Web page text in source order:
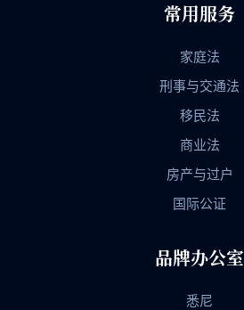
常用服务
家庭法
刑事与交通法
移民法
商业法
房产与过户
国际公证
品牌办公室
悉尼